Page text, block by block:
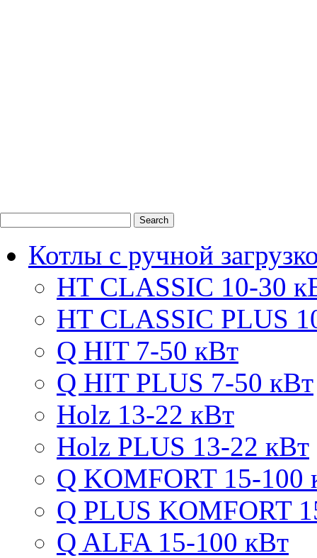
Котлы с ручной
HT CLASSIC 10-30
HT CLASSIC PLUS
Q HIT 7-50 кВт
Q HIT PLUS 7-50 кВт
Holz 13-22 кВт
Holz PLUS 13-22 кВт
Q KOMFORT 15-100
Q PLUS KOMFORT
Q ALFA 15-100 кВт